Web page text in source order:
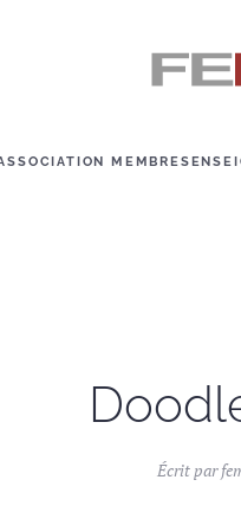
MEMBRES
Écrit par